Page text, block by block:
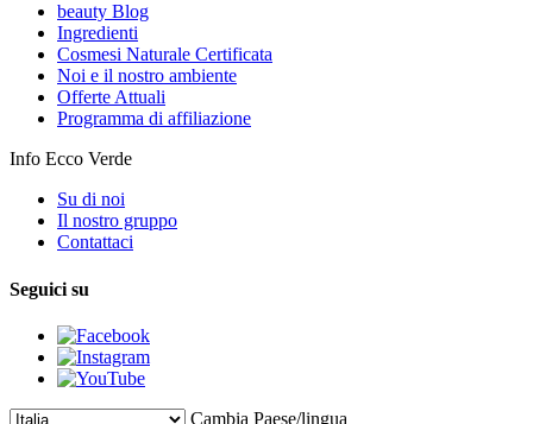
beauty Blog
Ingredienti
Cosmesi Naturale Certificata
Noi e il nostro ambiente
Offerte Attuali
Programma di affiliazione
Info Ecco Verde
Su di noi
Il nostro gruppo
Contattaci
Seguici su
Cambia Paese/lingua